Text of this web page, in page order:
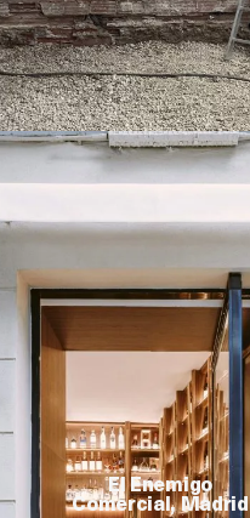
El Enemigo
Comercial, Madrid